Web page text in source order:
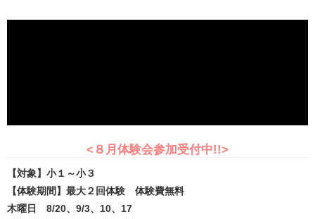
<８月体験会参加受付中!!>
【対象】小１～小３
【体験期間】最大２回体験 体験費無料
木曜日 8/20、9/3、10、17